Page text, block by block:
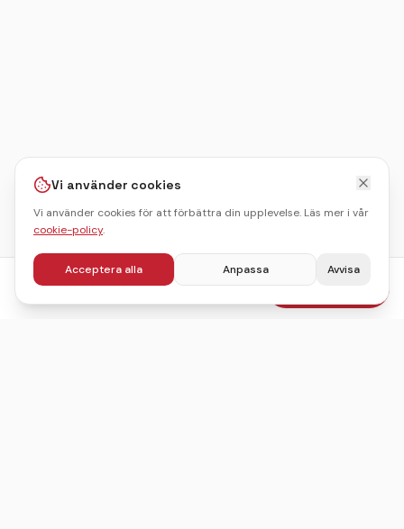
fr.695kr/pers Boka julbord
Vi använder cookies
Vi använder cookies för att förbättra din upplevelse. Läs mer i vår
cookie-policy.
Acceptera alla Anpassa Avvisa